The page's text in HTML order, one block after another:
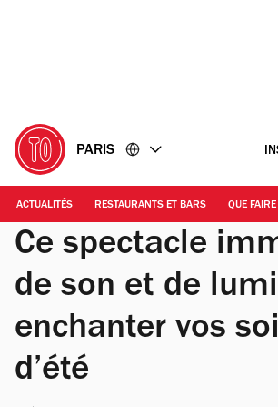
PARIS
ACTUALITÉS RESTAURANTS ET BARS QUE FAIRE
Ce spectacle
de son et de
enchanter vos
d’été